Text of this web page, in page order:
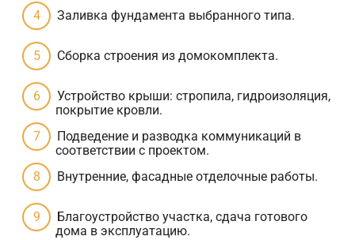
Заливка фундамента выбранного типа.
Сборка строения из домокомплекта.
Устройство крыши: стропила, гидроизоляция,
покрытие кровли.
Подведение и разводка коммуникаций в
соответствии с проектом.
Внутренние, фасадные отделочные работы.
Благоустройство участка, сдача готового
дома в эксплуатацию.